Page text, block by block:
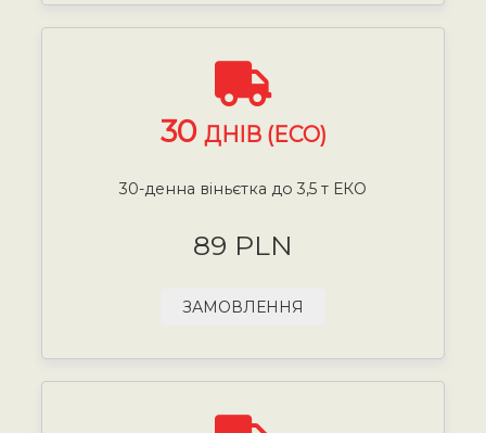
30 ДНІВ (ECO)
30-денна віньєтка до 3,5 т ЕКО
89 PLN
ЗАМОВЛЕННЯ